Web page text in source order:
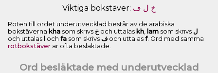
Viktiga bokstäver: ﺥ ﻝ ﻑ
Roten till ordet underutvecklad består av de arabiska
bokstäverna kha som skrivs ﺥ och uttalas kh, lam som skrivs ﻝ
och uttalas
och fa som skrivs ﻑ och uttalas f. Ord med samma
rotbokstäver är ofta besläktade.
Ord besläktade med underutvecklad